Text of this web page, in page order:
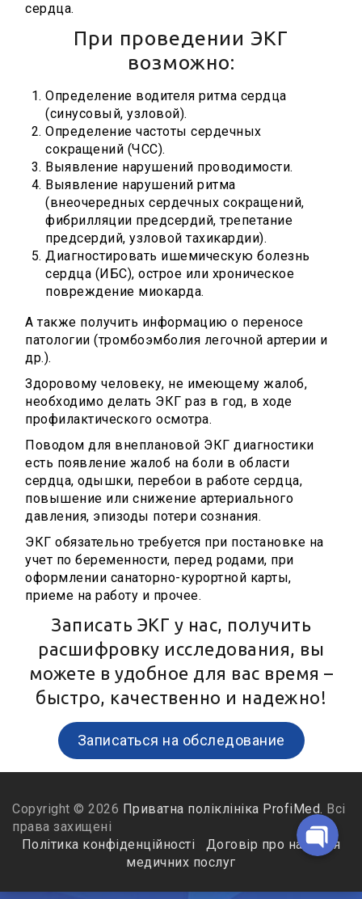
сердца.
При проведении ЭКГ
возможно:
Определение водителя ритма сердца
(синусовый, узловой).
Определение частоты сердечных
сокращений (ЧСС).
Выявление нарушений проводимости.
Выявление нарушений ритма
(внеочередных сердечных сокращений,
фибрилляции предсердий, трепетание
предсердий, узловой тахикардии).
Диагностировать ишемическую болезнь
сердца (ИБС), острое или хроническое
повреждение миокарда.
А также получить информацию о переносе
патологии (тромбоэмболия легочной артерии и
др.).
Здоровому человеку, не имеющему жалоб,
необходимо делать ЭКГ раз в год, в ходе
профилактического осмотра.
Поводом для внеплановой ЭКГ диагностики
есть появление жалоб на боли в области
сердца, одышки, перебои в работе сердца,
повышение или снижение артериального
давления, эпизоды потери сознания.
ЭКГ обязательно требуется при постановке на
учет по беременности, перед родами, при
оформлении санаторно-курортной карты,
приеме на работу и прочее.
Записать ЭКГ у нас, получить
расшифровку исследования, вы
можете в удобное для вас время –
быстро, качественно и надежно!
Записаться на обследование
Copyright © 2026 Приватна поліклініка ProfiMed. Всі
права захищені
Політика конфіденційності
Договір про надання
медичних послуг
Telegram-бот для запису
Viber